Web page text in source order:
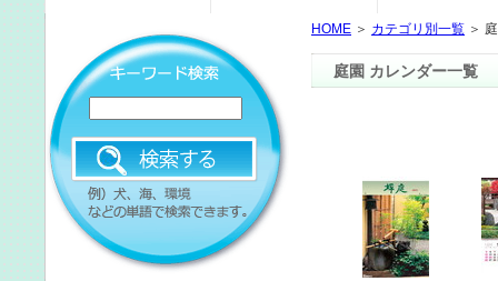
HOME ＞ カテゴリ別一覧 ＞
庭園 カレンダー一覧